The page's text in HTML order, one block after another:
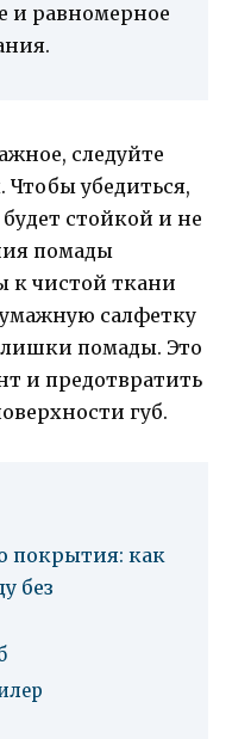
и равномерное
следуйте
Чтобы убедиться,
стойкой и не
помады
к чистой ткани
салфетку
помады. Это
и предотвратить
губ.
покрытия: как
без